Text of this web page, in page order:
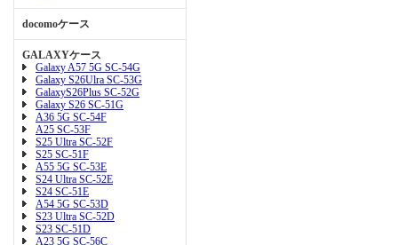
docomoケース
GALAXYケース
Galaxy A57 5G SC-54G
Galaxy S26Ulra SC-53G
GalaxyS26Plus SC-52G
Galaxy S26 SC-51G
A36 5G SC-54F
A25 SC-53F
S25 Ultra SC-52F
S25 SC-51F
A55 5G SC-53E
S24 Ultra SC-52E
S24 SC-51E
A54 5G SC-53D
S23 Ultra SC-52D
S23 SC-51D
A23 5G SC-56C